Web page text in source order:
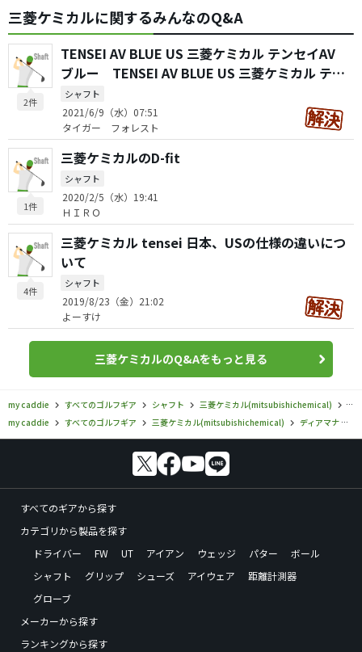
三菱ケミカルに関するみんなのQ&A
2件
TENSEI AV BLUE US 三菱ケミカル テンセイAV
ブルー TENSEI AV BLUE US 三菱ケミカル テン
セイAV RAWブルー
シャフト
2021/6/9（水）07:51
タイガー フォレスト
1件
三菱ケミカルのD-fit
シャフト
2020/2/5（水）19:41
ＨＩＲＯ
4件
三菱ケミカル tensei 日本、USの仕様の違いにつ
いて
シャフト
2019/8/23（金）21:02
よーすけ
三菱ケミカルのQ&Aをもっと見る
my caddie すべてのゴルフギア シャフト 三菱ケミカル(mitsubishichemical)
デ
my caddie
すべてのゴルフギア 三菱ケミカル(mitsubishichemical) ディアマナ
すべてのギアから探す
カテゴリから製品を探す
ドライバー
FW UT アイアン ウェッジ パター
ボール
シャフト
グリップ シューズ アイウェア
距離計測器
グローブ
メーカーから探す
ランキングから探す